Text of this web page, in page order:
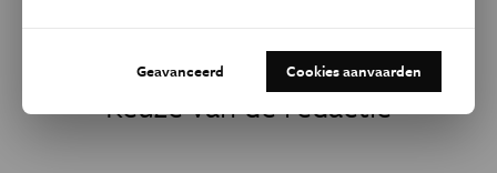
Keuze van de redactie
Geavanceerd Cookies aanvaarden